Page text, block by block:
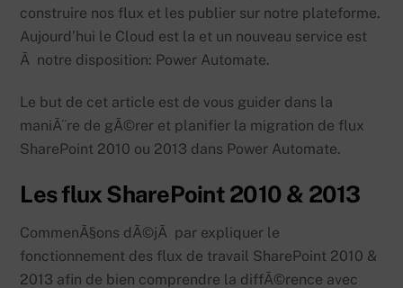
construire nos flux et les publier sur notre plateforme.
Aujourd’hui le Cloud est la et un nouveau service est
Ã notre disposition: Power Automate.
Le but de cet article est de vous guider dans la
maniÃ¨re de gÃ©rer et planifier la migration de flux
SharePoint 2010 ou 2013 dans Power Automate.
Les flux SharePoint 2010 & 2013
CommenÃ§ons dÃ©jÃ par expliquer le
fonctionnement des flux de travail SharePoint 2010 &
2013 afin de bien comprendre la diffÃ©rence avec